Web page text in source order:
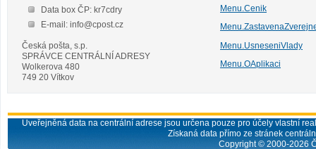
Data box ČP: kr7cdry
E-mail: info@cpost.cz
Česká pošta, s.p.
SPRÁVCE CENTRÁLNÍ ADRESY
Wolkerova 480
749 20 Vítkov
Menu.Cenik
Menu.UsneseniVlady
Menu.OAplikaci
Uveřejněná data na centrální adrese jsou určena pouze pro účely vlastní
Získaná data přímo ze stránek
Copyright © 2000-2026